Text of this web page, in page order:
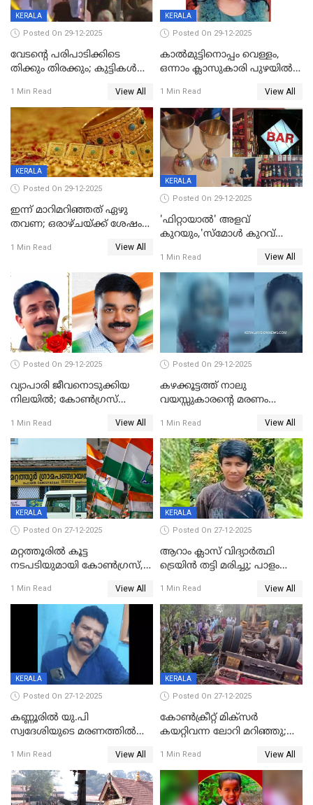
KERALA
Posted On 29-12-2025
വേടന്റെ പരിപാടിക്കിടെ
തിക്കും തിരക്കും; കുട്ടികള്‍
പരിക്ക്; പാളം മറികടന്ന
യുവാവ് ട്രെയിന്‍ തട്ടി മരിച്ചു
1 Min Read View All
KERALA
Posted On 29-12-2025
കാൽമുട്ടിനൊപ്പം വെള്ളം,
ഒന്നാം ക്ലാസുകാരി പുഴയിൽ
കുട്ടികൾക്കൊപ്പം
കളിക്കുന്നതിനിടെ
1 Min Read View All
KERALA
Posted On 29-12-2025
ഇന്ന് മാറിമറിഞ്ഞത് ഏഴു
തവണ; ഒരാഴ്ചയ്ക്ക് ശേഷം
1 Min Read View All
KERALA
Posted On 29-12-2025
'ഫിറ്റായാൽ' അളവ്
കുറയും,'സ്‌മോൾ കുറവ്
പിഴ
1 Min Read View All
Posted On 29-12-2025
വ്യാപാരി ജീവനൊടുക്കിയ
നിലയില്‍; കോണ്‍ഗ്രസ്
മാനസികപീഡനമെന്ന് കുറിപ്പ്
1 Min Read View All
Posted On 29-12-2025
കഴക്കൂട്ടത്ത് നാലു
വയസ്സുകാരന്റെ മരണം
സുഹൃത്തും പൊലീസ്
കസ്റ്റഡിയിൽ
1 Min Read View All
KERALA
Posted On 27-12-2025
മറ്റത്തൂരിൽ കൂട്ട
നടപടിയുമായി കോണ്‍ഗ്രസ്,
എട്ട് പേര്‍ ഉള്‍പ്പെടെ
പത്തുപേരെ പുറത്താക്കി,
ചൊവ്വന്നൂരിലും നടപടി
1 Min Read View All
KERALA
Posted On 27-12-2025
ആറാം ക്ലാസ് വിദ്യാർത്ഥി
ട്രെയിൻ തട്ടി മരിച്ചു; പാളം
അപകടം മലപ്പുറത്ത്
1 Min Read View All
KERALA
Posted On 27-12-2025
കണ്ണൂരിൽ യു.പി
സ്വദേശിയുടെ മരണത്തിൽ
കേസ്; തർക്കമുണ്ടായത്
ഫേഷ്യലിന് 300 രൂപ
ആവശ്യപ്പെട്ടതിനെച്ചൊല്ലി
1 Min Read View All
KERALA
Posted On 27-12-2025
കോണ്‍ക്രീറ്റ് മിക്‌സര്‍
കയറ്റിവന്ന ലോറി മറിഞ്ഞു;
അപകടം കണ്ണൂരിൽ
1 Min Read View All